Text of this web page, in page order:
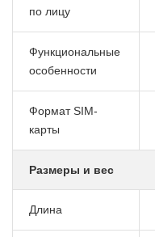
по лицу
Функциональные
особенности
Формат SIM-
карты
Размеры и вес
Длина